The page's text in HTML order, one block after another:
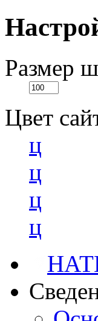
Размер
Цвет
ц
ц
ц
ц